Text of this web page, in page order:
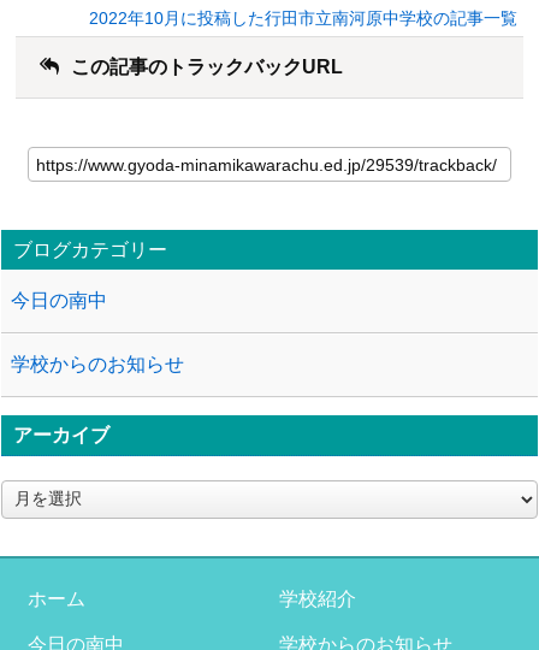
2022年10月に投稿した行田市立南河原中学校の記事一覧
この記事のトラックバックURL
ブログカテゴリー
今日の南中
学校からのお知らせ
アーカイブ
ア
ー
イ
ホーム 学校紹介
今日の南中 学校からのお知らせ